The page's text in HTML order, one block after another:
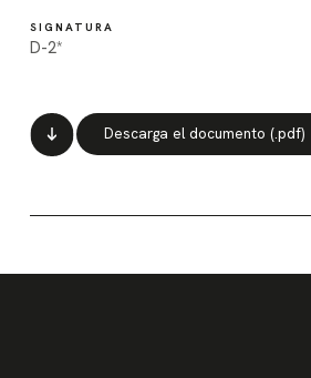
SIGNATURA
D-2*
Descarga el documento (.pdf)